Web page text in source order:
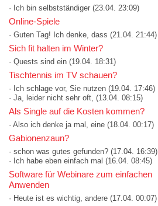
· Ich bin selbstständiger (23.04. 23:09)
Online-Spiele
· Guten Tag! Ich denke, dass (21.04. 21:44)
Sich fit halten im Winter?
· Quests sind ein (19.04. 18:31)
Tischtennis im TV schauen?
· Ich schlage vor, Sie nutzen (19.04. 17:46)
· Ja, leider nicht sehr oft, (13.04. 08:15)
Als Single auf die Kosten kommen?
· Also ich denke ja mal, eine (18.04. 00:17)
Gabionenzaun?
· schon was gutes gefunden? (17.04. 16:39)
· Ich habe eben einfach mal (16.04. 08:45)
Software für Webinare zum einfachen
Anwenden
· Heute ist es wichtig, andere (17.04. 00:07)